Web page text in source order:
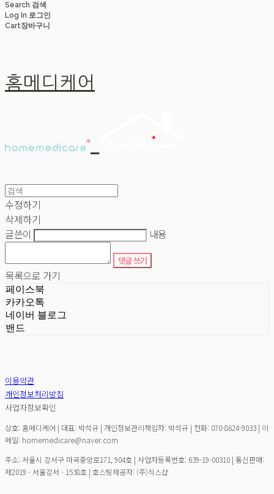
Search 검색
Log In 로그인
Cart장바구니
홈메디케어
수정하기
삭제하기
글쓴이
내용
댓글 쓰기
목록으로 가기
페이스북
카카오톡
네이버 블로그
밴드
이용약관
개인정보처리방침
사업자정보확인
상호: 홈메디케어 | 대표: 박석규 | 개인정보관리책임자: 박석규 | 전화: 070-8624-9033 | 이
메일: homemedicare@naver.com
주소: 서울시 강서구 마곡중앙로171, 904호 | 사업자등록번호: 639-19-00310 | 통신판매:
제2019 - 서울강서 - 1538호 | 호스팅제공자: (주)식스샵